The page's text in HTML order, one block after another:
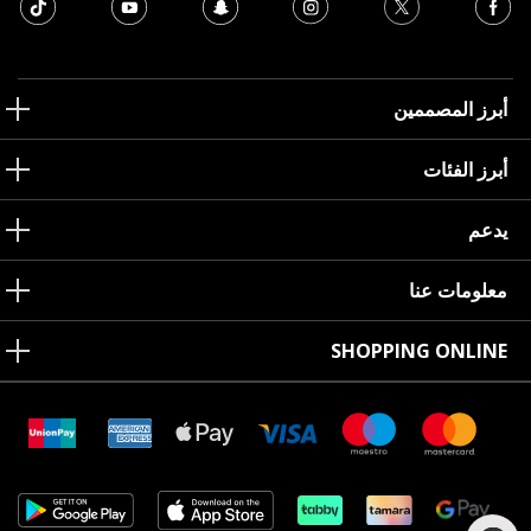
أبرز المصممين
أبرز الفئات
يدعم
معلومات عنا
SHOPPING ONLINE